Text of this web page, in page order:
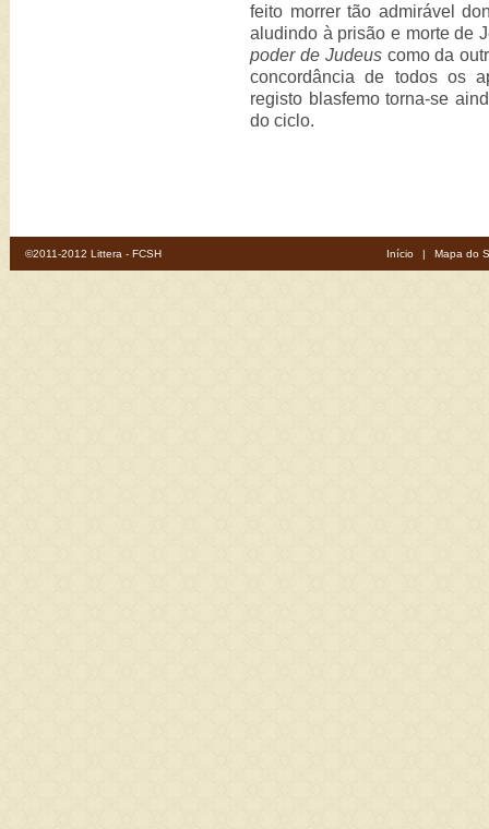
feito morrer tão admirável
aludindo à prisão e morte de
poder de Judeuscomo da
concordância de todos os
registo blasfemo torna-se
do ciclo.
©2011-2012 Littera - FCSH Início | Mapa do